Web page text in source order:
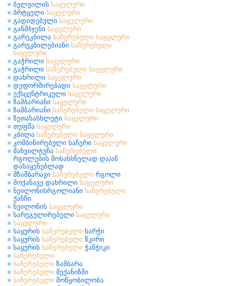
ბელვილის საყელური
ბრტყელი საყელური
გადიდებული საყელური
განმბჯენი საყელური
გარეკბილა საჩერებელი საყელური
გარეკბილებიანი საჩერებელი
საყელური
გაჭრილი საყელური
გაჭრილი საჩერებელი საყელური
დახრილი საყელური
დეფორმირებადი საყელური
ექსცენტრიკული საყელური
ზამბარიანი საყელური
ზამბარიანი საჩერებელი საყელური
ზეთასასხლეტი საყელური
თეფშა საყელური
კბილა საჩერებელი საყელური
კომბინირებული საჩერი საყელური
მახვილტუჩა საჩერებელი
რგოლების მოსახსნელად და/ან
დასაყენებლად
მზამბარავი საჩერებელი რგოლი
მოქანავე დახრილი საყელური
ნეილონისრგოლიანი საჩერებელი
ქანჩი
ნეილონის საყელური
სარეგულირებელი საყელური
საყელური
საყურის საჩერებელი სარჭი
საყურის საჩერებელი წკირი
საყურის საჩერებელი ჭანჭიკი
საჩერებელი
საჩერებელი ზამბარა
საჩერებელი მექანიზმი
საჩერებელი მოწყობილობა